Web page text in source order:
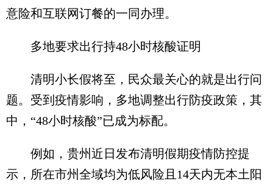
意险和互联网订餐的一同办理。
多地要求出行持48小时核酸证明
清明小长假将至，民众最关心的就是出行问
题。受到疫情影响，多地调整出行防疫政策，其
中，“48小时核酸”已成为标配。
例如，贵州近日发布清明假期疫情防控提
示，所在市州全域均为低风险且14天内无本土阳